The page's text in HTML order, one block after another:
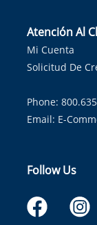
Atención Al
Mi Cuenta
Solicitud De
Phone:
Email: E-
Follow Us